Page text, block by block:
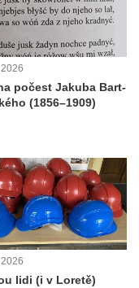
počest Jakuba Bart-
(1856–1909)
lidi (i v Loretě)